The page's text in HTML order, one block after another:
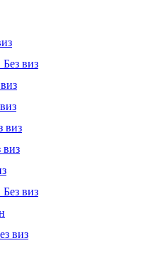
Без виз
виз
виз
Без виз
виз